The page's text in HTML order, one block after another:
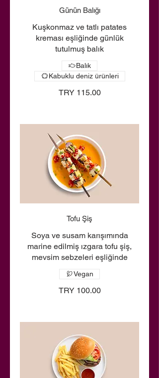
Günün Balığı
Kuşkonmaz ve tatlı patates
kreması eşliğinde günlük
tutulmuş balık
TRY 115.00
Balık
Kabuklu deniz ürünleri
Tofu Şiş
Soya ve susam karışımında
marine edilmiş ızgara tofu şiş,
mevsim sebzeleri eşliğinde
TRY 100.00
Vegan